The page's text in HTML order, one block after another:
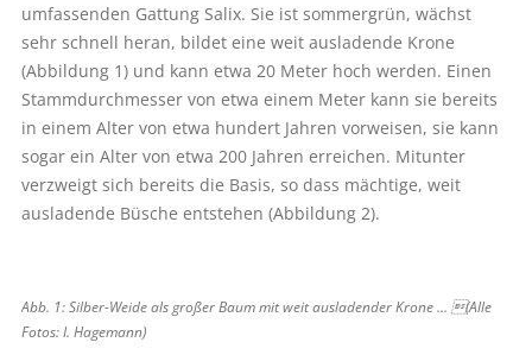
umfassenden Gattung Salix. Sie ist sommergrün, wächst
sehr schnell heran, bildet eine weit ausladende Krone
(Abbildung 1) und kann etwa 20 Meter hoch werden. Einen
Stammdurchmesser von etwa einem Meter kann sie bereits
in einem Alter von etwa hundert Jahren vorweisen, sie kann
sogar ein Alter von etwa 200 Jahren erreichen. Mitunter
verzweigt sich bereits die Basis, so dass mächtige, weit
ausladende Büsche entstehen (Abbildung 2).
Abb. 1: Silber-Weide als großer Baum mit weit ausladender Krone … (Alle
Fotos: I. Hagemann)